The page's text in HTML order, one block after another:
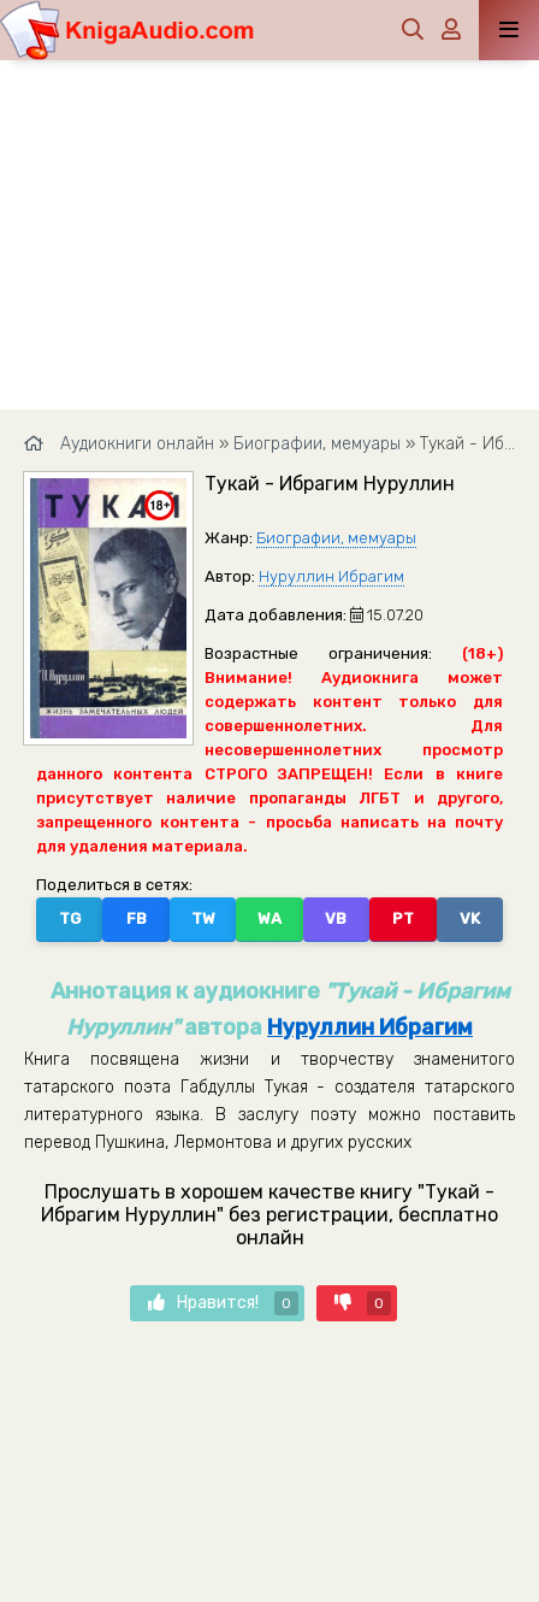
Аудиокниги онлайн » Биографии, мемуары » Тукай - Ибрагим Нуруллин
Тукай - Ибрагим Нуруллин
Жанр: Биографии, мемуары
Автор: Нуруллин Ибрагим
Дата добавления: 15.07.20
Возрастные ограничения:
(18+)
Внимание! Аудиокнига может
содержать контент только для
совершеннолетних. Для
несовершеннолетних просмотр
данного контента СТРОГО ЗАПРЕЩЕН! Если в книге
присутствует наличие пропаганды ЛГБТ и другого,
запрещенного контента - просьба написать на почту
для удаления материала.
Поделиться в сетях:
TG
FB TW WA VB PT VK
Аннотация к аудиокниге "Тукай - Ибрагим
Нуруллин"автора Нуруллин Ибрагим
Книга посвящена жизни и творчеству знаменитого
татарского поэта Габдуллы Тукая - создателя татарского
литературного языка. В заслугу поэту можно поставить
перевод Пушкина, Лермонтова и других русских
Прослушать в хорошем качестве книгу "Тукай -
Ибрагим Нуруллин" без регистрации, бесплатно
онлайн
Нравится! 0 0